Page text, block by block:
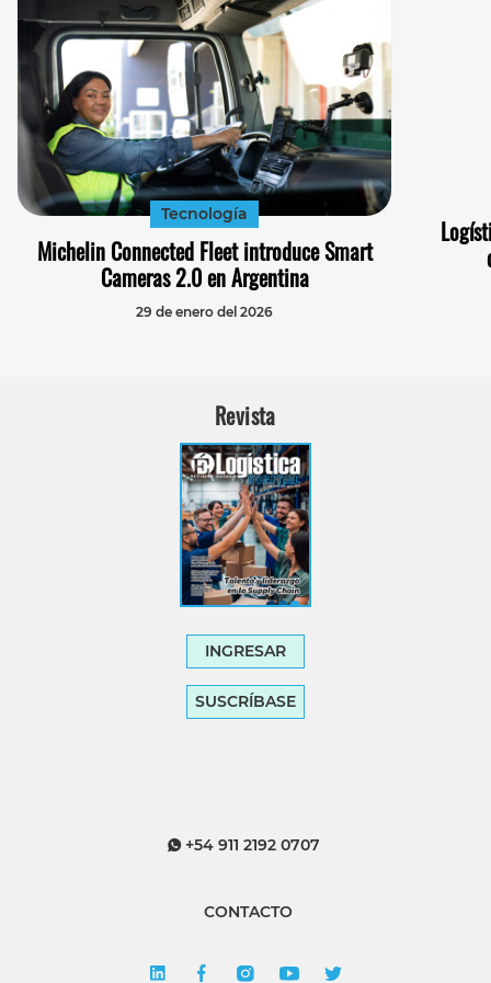
Tecnología
Michelin Connected Fleet introduce Smart
Cameras 2.0 en Argentina
29 de enero del 2026
Revista
INGRESAR
SUSCRÍBASE
+54 911 2192 0707
CONTACTO